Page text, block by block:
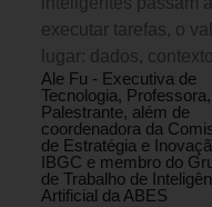
executar tarefas, o
lugar: dados,
Ale Fu - Executiva de
Tecnologia, Professora,
Palestrante, além de
coordenadora da
de Estratégia e
IBGC e membro do
de Trabalho de
Artificial da ABES